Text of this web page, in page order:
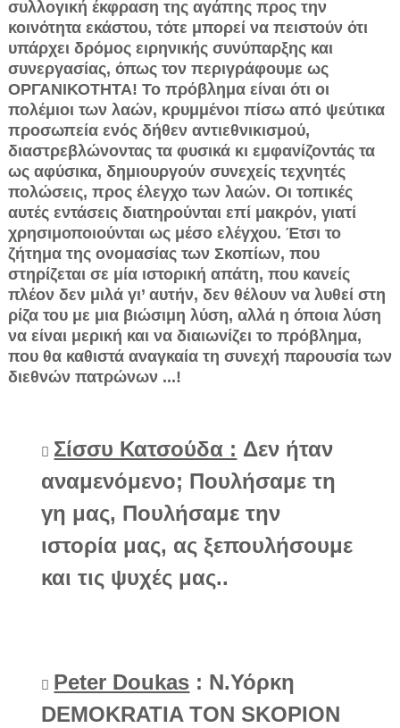
συλλογική έκφραση της αγάπης προς την
κοινότητα εκάστου, τότε μπορεί να πειστούν ότι
υπάρχει δρόμος ειρηνικής συνύπαρξης και
συνεργασίας, όπως τον περιγράφουμε ως
ΟΡΓΑΝΙΚΟΤΗΤΑ! Το πρόβλημα είναι ότι οι
πολέμιοι των λαών, κρυμμένοι πίσω από ψεύτικα
προσωπεία ενός δήθεν αντιεθνικισμού,
διαστρεβλώνοντας τα φυσικά κι εμφανίζοντάς τα
ως αφύσικα, δημιουργούν συνεχείς τεχνητές
πολώσεις, προς έλεγχο των λαών. Οι τοπικές
αυτές εντάσεις διατηρούνται επί μακρόν, γιατί
χρησιμοποιούνται ως μέσο ελέγχου. Έτσι το
ζήτημα της ονομασίας των Σκοπίων, που
στηρίζεται σε μία ιστορική απάτη, που κανείς
πλέον δεν μιλά γι’ αυτήν, δεν θέλουν να λυθεί στη
ρίζα του με μια βιώσιμη λύση, αλλά η όποια λύση
να είναι μερική και να διαιωνίζει το πρόβλημα,
που θα καθιστά αναγκαία τη συνεχή παρουσία των
διεθνών πατρώνων ...!
Σίσσυ Κατσούδα : Δεν ήταν
αναμενόμενο; Πουλήσαμε τη
γη μας, Πουλήσαμε την
ιστορία μας, ας ξεπουλήσουμε
και τις ψυχές μας..
Peter Doukas : Ν.Υόρκη
DEMOKRATIA TON SKOPION